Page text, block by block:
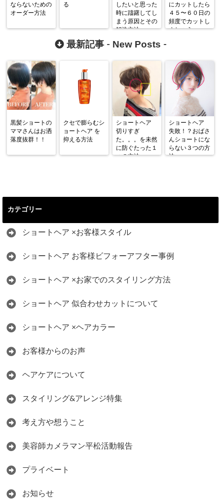
ならないための
オーダー方法
る
したいと思った
時に躊躇してし
まう原因とその
解決方法
にカットしたら
４５〜６０日の
頻度でカットし
ましょう
最新記事 - New Posts -
黒髪ショートの
ママさんはお洒
落度抜群！！
クセで膨らむシ
ョートヘア を
抑える方法
ショートヘア
切りすぎ
た。。。を未然
に防ぐたった１
つの方法
ショートヘア
失敗！？おばさ
んショートにな
らない３つの方
法
カテゴリー
ショートヘア ×お客様スタイル
ショートヘア お客様ビフォーアフター事例
ショートヘア ×お家でのスタイリング方法
ショートヘア 似合わせカットについて
ショートヘア ×ヘアカラー
お客様からのお声
ヘアケアについて
スタイリング&アレンジ特集
考え方や想うこと
美容師カメラマン平松活動報告
プライベート
お知らせ